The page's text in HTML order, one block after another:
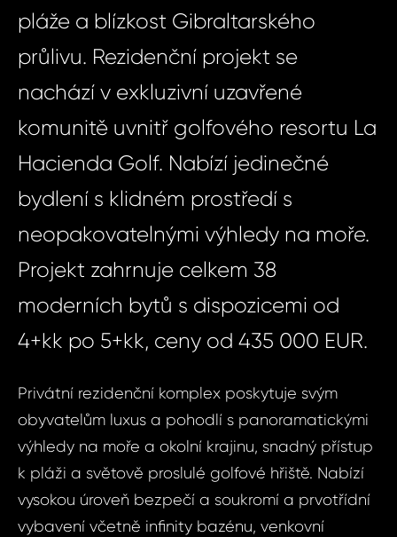
pláže a blízkost Gibraltarského
průlivu. Rezidenční projekt se
nachází v exkluzivní uzavřené
komunitě uvnitř golfového resortu La
Hacienda Golf. Nabízí jedinečné
bydlení s klidném prostředí s
neopakovatelnými výhledy na moře.
Projekt zahrnuje celkem 38
moderních bytů s dispozicemi od
4+kk po 5+kk, ceny od 435 000 EUR.
Privátní rezidenční komplex poskytuje svým
obyvatelům luxus a pohodlí s panoramatickými
výhledy na moře a okolní krajinu, snadný přístup
k pláži a světově proslulé golfové hřiště. Nabízí
vysokou úroveň bezpečí a soukromí a prvotřídní
vybavení včetně infinity bazénu, venkovní